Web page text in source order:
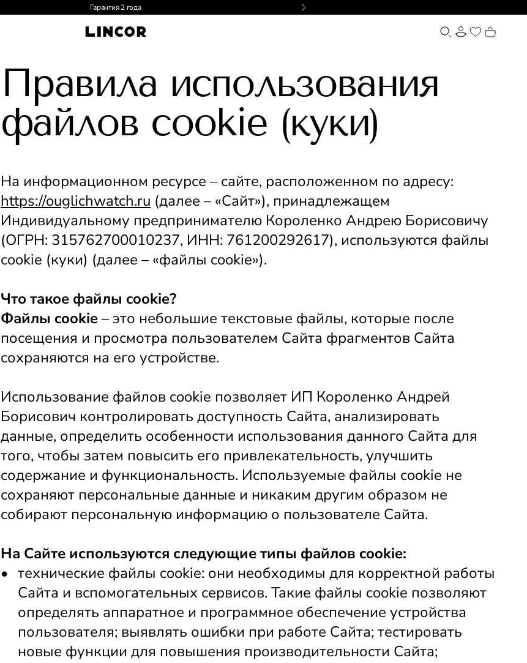
Гарантия 2 года
Правила использования
файлов cookie (куки)
https://ouglichwatch.ru (далее – «Сайт»), принадлежащем
Индивидуальному предпринимателю Короленко Андрею Борисовичу
(ОГРН: 315762700010237, ИНН: 761200292617), используются файлы
сookie (куки) (далее – «файлы cookie»).
Что такое файлы cookie?
Файлы cookie – это небольшие текстовые файлы, которые после
посещения и просмотра пользователем Сайта фрагментов Сайта
сохраняются на его устройстве.
Использование файлов cookie позволяет ИП Короленко Андрей
Борисович контролировать доступность Сайта, анализировать
данные, определить особенности использования данного Сайта для
того, чтобы затем повысить его привлекательность, улучшить
содержание и функциональность. Используемые файлы cookie не
сохраняют персональные данные и никаким другим образом не
собирают персональную информацию о пользователе Сайта.
На Сайте используются следующие типы файлов cookie:
технические файлы cookie: они необходимы для корректной работы
Сайта и вспомогательных сервисов. Такие файлы cookie позволяют
определять аппаратное и программное обеспечение устройства
пользователя; выявлять ошибки при работе Сайта; тестировать
новые функции для повышения производительности Сайта;
ОФОРМИТЬ